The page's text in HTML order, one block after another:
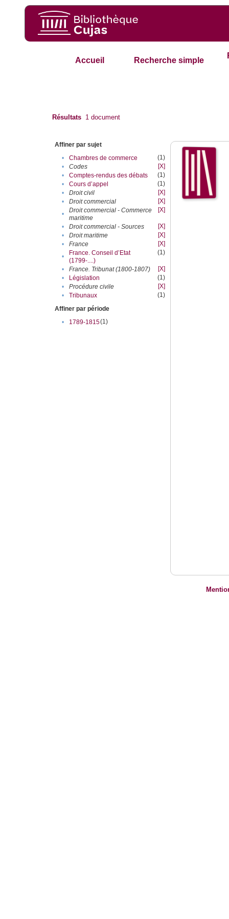
Accueil Recherche simple
Résultats 1 document
Affiner par sujet
•
Chambres de commerce
(1)
•
Codes
[X]
•
Comptes-rendus des débats
(1)
•
Cours d’appel
(1)
•
Droit civil
[X]
•
Droit commercial
[X]
•
Droit commercial - Commerce
maritime
[X]
• Droit commercial - Sources
[X]
•
Droit maritime
[X]
•
France
[X]
•
France. Conseil d’Etat
(1799-....)
(1)
• France. Tribunat (1800-1807)
[X]
•
Législation
(1)
•
Procédure civile
[X]
•
Tribunaux
(1)
Affiner par période
•
1789-1815(1)